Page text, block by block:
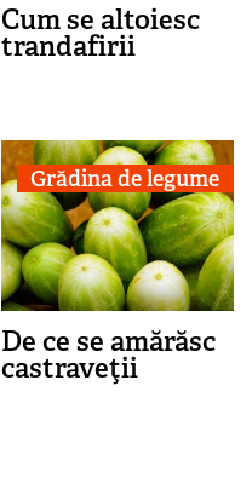
Cum se altoiesc
trandafirii
Grădina de legume
De ce se amărăsc
castraveţii